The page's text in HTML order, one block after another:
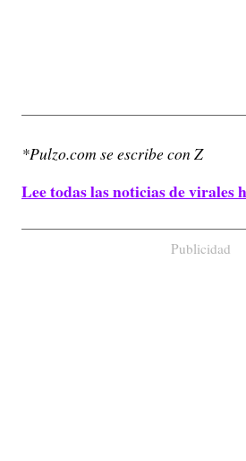
*Pulzo.com se escribe con Z
Lee todas las noticias de virales
Publicidad